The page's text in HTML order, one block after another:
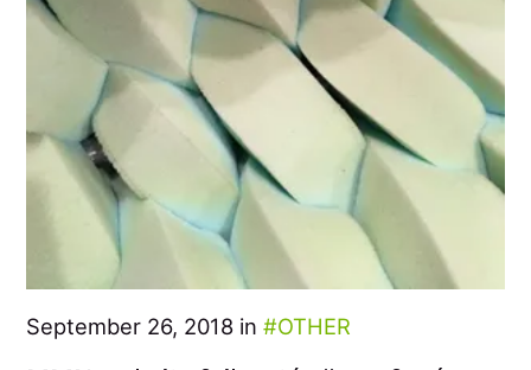
September 26, 2018 in OTHER